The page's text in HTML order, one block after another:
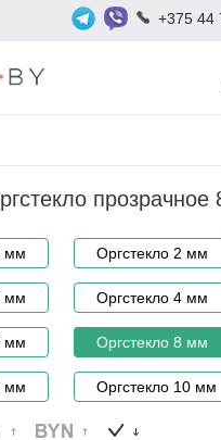
+375 44
прозрачное
мм Оргстекло 2 мм
мм Оргстекло 4 мм
мм Оргстекло 8 мм
мм Оргстекло 10 мм